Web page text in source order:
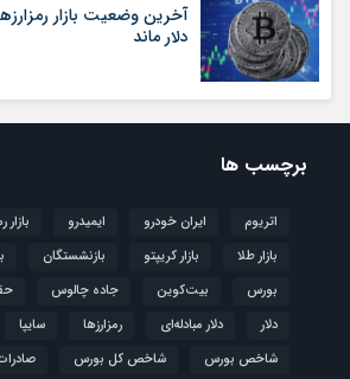
دلار ماند
برچسب ها
اتریوم ایران خودرو ایمیدرو
بازار
بازار طلا
بازار کریپتو بازنشستگان
بورس
بیت‌کوین جاده چالوس
دلار
دلار مبادله‌ای رمزارزها سایپا
شاخص بورس
شاخص کل بورس